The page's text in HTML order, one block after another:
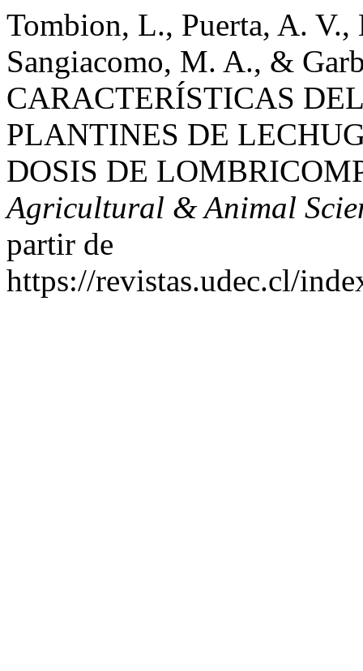
Tombion, L., Puerta, A.
Sangiacomo, M. A., &
CARACTERÍSTICAS
PLANTINES DE
DOSIS DE
Agricultural & Animal
partir de
https://revistas.udec.cl/